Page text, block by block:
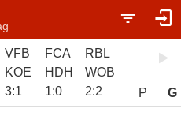
VFB
KOE
3:1
FCA
HDH
1:0
RBL
WOB
2:2 P G